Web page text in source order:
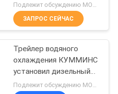
175
300КВ 400В
сверхмощный для
конструкции
Подлежит обсуждению MOQ:1 комплект
ЗАПРОС СЕЙЧАС
Трейлер водяного
охлаждения КУММИНС
установил дизельный
генератор